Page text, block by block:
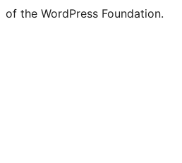
of the WordPress Foundation.